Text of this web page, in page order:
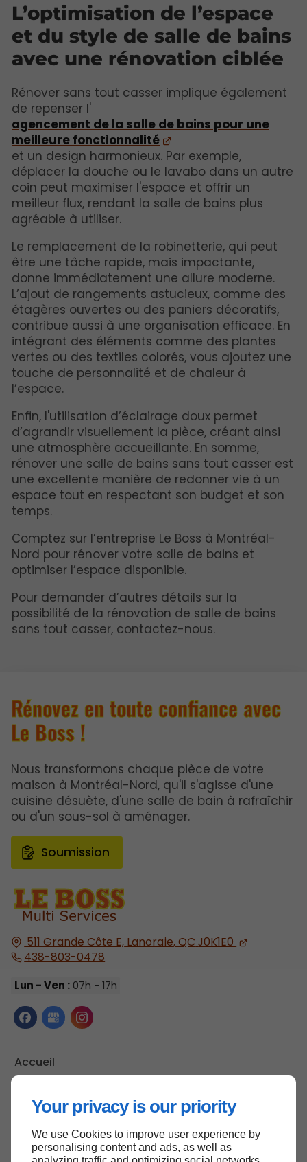
Your privacy is our priority
We use Cookies to improve user experience by
personalising content and ads, as well as
L’optimisation de l’espace
et du style de salle de bains
avec une rénovation ciblée
Rénover sans tout casser implique également
de repenser l'
agencement de la salle de bains pour une
meilleure fonctionnalité
et un design harmonieux. Par exemple,
déplacer la douche ou le lavabo dans un autre
coin peut maximiser l'espace et offrir un
meilleur flux, rendant la salle de bains plus
agréable à utiliser.
Le remplacement de la robinetterie, qui peut
être une tâche rapide, mais impactante,
donne immédiatement une allure moderne.
L’ajout de rangements astucieux, comme des
étagères ouvertes ou des paniers décoratifs,
contribue aussi à une organisation efficace. En
intégrant des éléments comme des plantes
vertes ou des textiles colorés, vous ajoutez une
touche de personnalité et de chaleur à
l’espace.
Enfin, l'utilisation d’éclairage doux permet
d’agrandir visuellement la pièce, créant ainsi
une atmosphère accueillante. En somme,
rénover une salle de bains sans tout casser est
une excellente manière de redonner vie à un
espace tout en respectant son budget et son
temps.
Comptez sur l’entreprise Le Boss à Montréal-
Nord pour rénover votre salle de bains et
optimiser l’espace disponible.
Pour demander d’autres détails sur la
possibilité de la rénovation de salle de bains
sans tout casser, contactez-nous.
511 Grande Côte E, Lanoraie, QC J0K1E0
438-803-0478
Lun - Ven :07h - 17h
Accueil
Politique de confidentialité
Plan du site
Rénovez en toute confiance avec
Le Boss !
Nous transformons chaque pièce de votre
maison à Montréal-Nord, qu'il s'agisse d'une
cuisine désuète, d'une salle de bain à rafraîchir
ou d'un sous-sol à aménager.
Soumission